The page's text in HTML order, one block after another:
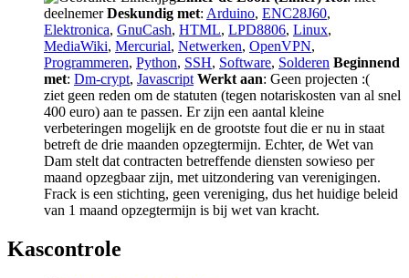
deelnemerDeskundig met: Arduino, ENC28J60,
Elektronica, GnuCash, HTML, LPD8806, Linux,
MediaWiki, Mercurial, Netwerken, OpenVPN,
Programmeren, Python, SSH, Software, Solderen Beginnend
met: Dm-crypt, Javascript Werkt aan: Geen projecten :(
ziet geen reden om de statuten (tegen notariskosten van al snel
400 euro) aan te passen. Er zijn een aantal kleine
verbeteringen mogelijk en de grootste fout die er nu in staat
betreft de drie maanden opzegtermijn. Echter, de Wet van
Dam stelt dat contracten betreffende diensten sowieso per
maand opzegbaar zijn, met uitzondering van verenigingen.
Frack is een stichting, geen vereniging, dus het huidige beleid
van 1 maand opzegtermijn is bij wet van kracht.
Kascontrole